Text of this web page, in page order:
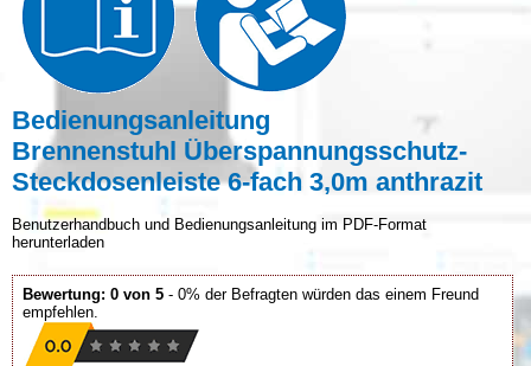
Bedienungsanleitung
Brennenstuhl Überspannungsschutz-
Steckdosenleiste 6-fach 3,0m anthrazit
Benutzerhandbuch und Bedienungsanleitung im PDF-Format
herunterladen
Bewertung: 0 von 5 - 0% der Befragten würden das einem Freund
empfehlen.